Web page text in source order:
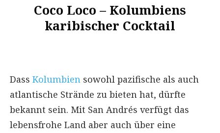
Coco Loco – Kolumbiens
karibischer Cocktail
Dass Kolumbien sowohl pazifische als auch
atlantische Strände zu bieten hat, dürfte
bekannt sein. Mit San Andrés verfügt das
lebensfrohe Land aber auch über eine